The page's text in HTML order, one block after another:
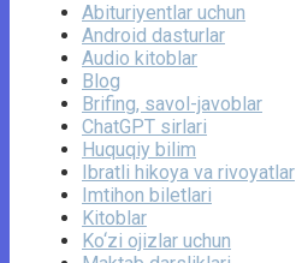
Abituriyentlar uchun
Android dasturlar
Audio kitoblar
Blog
Brifing, savol-javoblar
ChatGPT sirlari
Huquqiy bilim
Ibratli hikoya va rivoyatlar
Imtihon biletlari
Kitoblar
Ko‘zi ojizlar uchun